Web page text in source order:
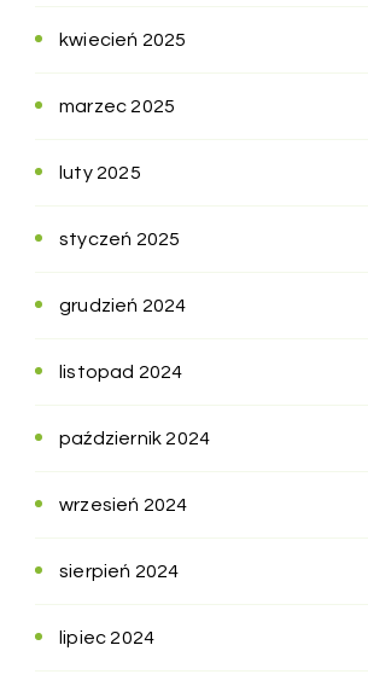
kwiecień 2025
marzec 2025
luty 2025
styczeń 2025
grudzień 2024
listopad 2024
październik 2024
wrzesień 2024
sierpień 2024
lipiec 2024